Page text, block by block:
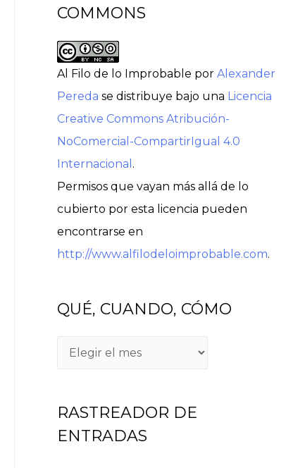
COMMONS
Al Filo de lo Improbable por Alexander
Pereda se distribuye bajo una Licencia
Creative Commons Atribución-
NoComercial-CompartirIgual 4.0
Internacional .
Permisos que vayan más allá de lo
cubierto por esta licencia pueden
encontrarse en
http://www.alfilodeloimprobable.com.
QUÉ, CUANDO, CÓMO
C
RASTREADOR DE
ENTRADAS